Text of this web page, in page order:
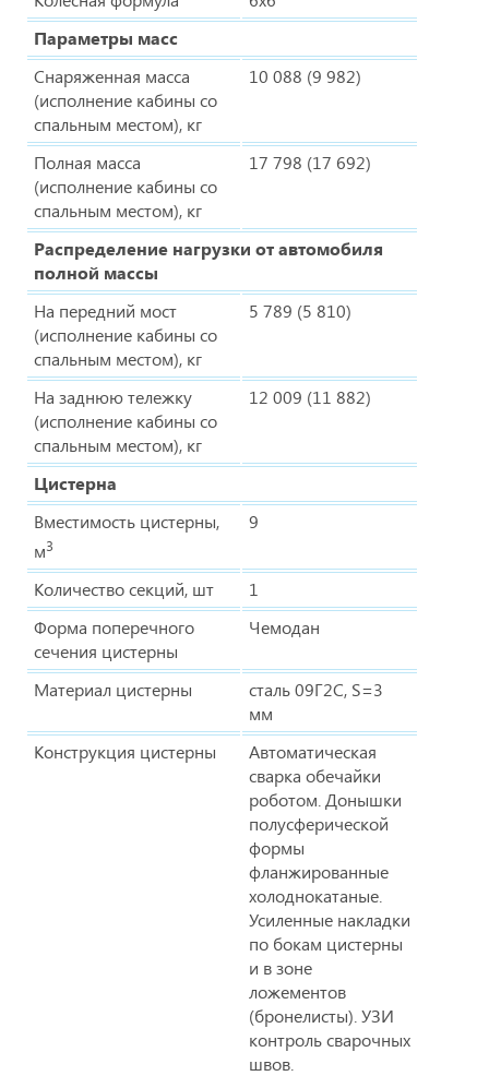
Параметры масс
Снаряженная масса
(исполнение кабины со
спальным местом), кг
10 088 (9 982)
Полная масса
(исполнение кабины со
спальным местом), кг
17 798 (17 692)
Распределение нагрузки от автомобиля
полной массы
На передний мост
(исполнение кабины со
спальным местом), кг
5 789 (5 810)
На заднюю тележку
(исполнение кабины со
спальным местом), кг
12 009 (11 882)
Цистерна
Вместимость цистерны,
м3
9
Количество секций, шт
1
Форма поперечного
сечения цистерны
Чемодан
Материал цистерны
сталь 09Г2С, S=3
мм
Конструкция цистерны
Автоматическая
сварка обечайки
роботом. Донышки
полусферической
формы
фланжированные
холоднокатаные.
Усиленные накладки
по бокам цистерны
и в зоне
ложементов
(бронелисты). УЗИ
контроль сварочных
швов.